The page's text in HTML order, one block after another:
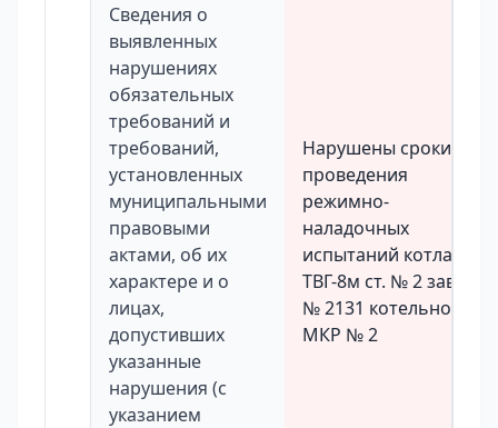
Сведения о
выявленных
нарушениях
обязательных
требований и
требований,
установленных
муниципальными
правовыми
актами, об их
характере и о
лицах,
допустивших
указанные
нарушения (с
указанием
Нарушены сроки
проведения
режимно-
наладочных
испытаний котла
ТВГ-8м ст. № 2 зав.
№ 2131 котельной
МКР № 2